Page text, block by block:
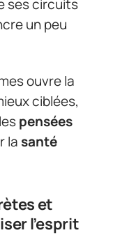
ses circuits
un peu
ouvre la
ciblées,
pensées
la santé
et
l’esprit